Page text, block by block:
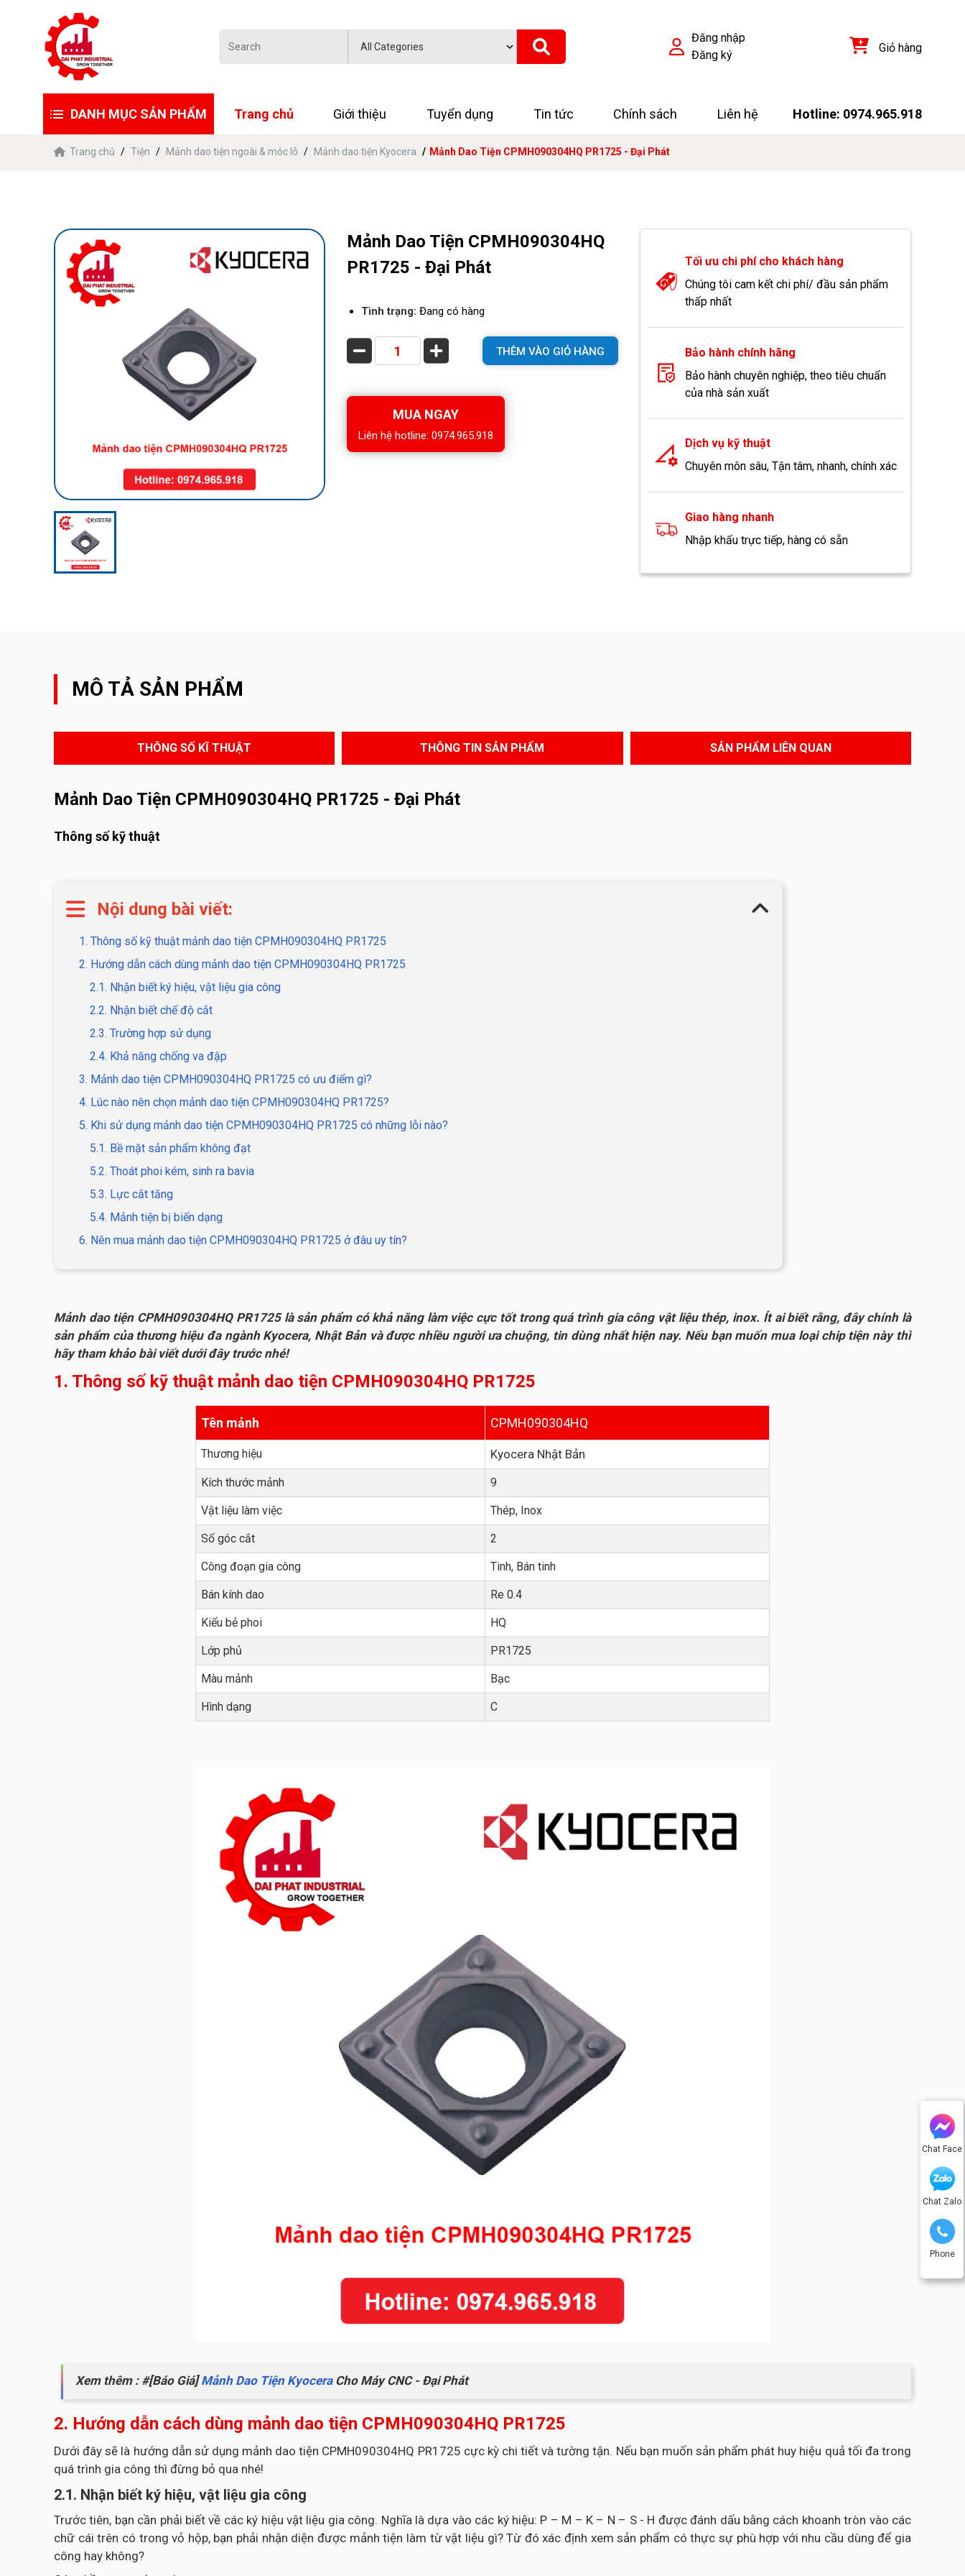
Đăng nhập
Đăng ký
Giỏ hàng
DANH MỤC SẢN PHẨM Trang chủ Giới thiệu Tuyển dụng Tin tức Chính sách Liên hệ Hotline: 0974.965.918
Chat Face
Chat Zalo
Phone
Trang chủ Tiện Mảnh dao tiện ngoài & móc lỗ Mảnh dao tiện Kyocera Mảnh Dao Tiện CPMH090304HQ PR1725 - Đại Phát
Mảnh Dao Tiện CPMH090304HQ
PR1725 - Đại Phát
Tình trạng: Đang có hàng
THÊM VÀO GIỎ HÀNG
MUA NGAY
Liên hệ hotline: 0974.965.918
Tối ưu chi phí cho khách hàng
Chúng tôi cam kết chi phí/ đầu sản phẩm
thấp nhất
Bảo hành chính hãng
Bảo hành chuyên nghiệp, theo tiêu chuẩn
của nhà sản xuất
Dịch vụ kỹ thuật
Chuyên môn sâu, Tận tâm, nhanh, chính xác
Giao hàng nhanh
Nhập khẩu trực tiếp, hàng có sẵn
MÔ TẢ SẢN PHẨM
THÔNG SỐ KĨ THUẬT THÔNG TIN SẢN PHẨM SẢN PHẨM LIÊN QUAN
Mảnh Dao Tiện CPMH090304HQ PR1725 - Đại Phát
Thông số kỹ thuật
Nội dung bài viết:
1. Thông số kỹ thuật mảnh dao tiện CPMH090304HQ PR1725
2. Hướng dẫn cách dùng mảnh dao tiện CPMH090304HQ PR1725
2.1. Nhận biết ký hiệu, vật liệu gia công
2.2. Nhận biết chế độ cắt
2.3. Trường hợp sử dụng
2.4. Khả năng chống va đập
3. Mảnh dao tiện CPMH090304HQ PR1725 có ưu điểm gì?
4. Lúc nào nên chọn mảnh dao tiện CPMH090304HQ PR1725?
5. Khi sử dụng mảnh dao tiện CPMH090304HQ PR1725 có những lỗi nào?
5.1. Bề mặt sản phẩm không đạt
5.2. Thoát phoi kém, sinh ra bavia
5.3. Lực cắt tăng
5.4. Mảnh tiện bị biến dạng
6. Nên mua mảnh dao tiện CPMH090304HQ PR1725 ở đâu uy tín?
Mảnh dao tiện CPMH090304HQ PR1725 là sản phẩm có khả năng làm việc cực tốt trong quá trình gia công vật liệu thép, inox. Ít ai biết rằng, đây chính là
sản phẩm của thương hiệu đa ngành Kyocera, Nhật Bản và được nhiều người ưa chuộng, tin dùng nhất hiện nay. Nếu bạn muốn mua loại chip tiện này thì
hãy tham khảo bài viết dưới đây trước nhé!
1. Thông số kỹ thuật mảnh dao tiện CPMH090304HQ PR1725
Tên mảnh CPMH090304HQ
Thương hiệu Kyocera Nhật Bản
Kích thước mảnh 9
Vật liệu làm việc Thép, Inox
Số góc cắt 2
Công đoạn gia công Tinh, Bán tinh
Bán kính dao Re 0.4
Kiểu bẻ phoi HQ
Lớp phủ PR1725
Màu mảnh Bạc
Hình dạng C
Xem thêm : #[Báo Giá]Mảnh Dao Tiện KyoceraCho Máy CNC - Đại Phát
2. Hướng dẫn cách dùng mảnh dao tiện CPMH090304HQ PR1725
Dưới đây sẽ là hướng dẫn sử dụng mảnh dao tiện CPMH090304HQ PR1725 cực kỳ chi tiết và tường tận. Nếu bạn muốn sản phẩm phát huy hiệu quả tối đa trong
quá trình gia công thì đừng bỏ qua nhé!
2.1. Nhận biết ký hiệu, vật liệu gia công
Trước tiên, bạn cần phải biết về các ký hiệu vật liệu gia công. Nghĩa là dựa vào các ký hiệu: P – M – K – N – S - H được đánh dấu bằng cách khoanh tròn vào các
chữ cái trên có trong vỏ hộp, bạn phải nhận diện được mảnh tiện làm từ vật liệu gì? Từ đó xác định xem sản phẩm có thực sự phù hợp với nhu cầu dùng để gia
công hay không?